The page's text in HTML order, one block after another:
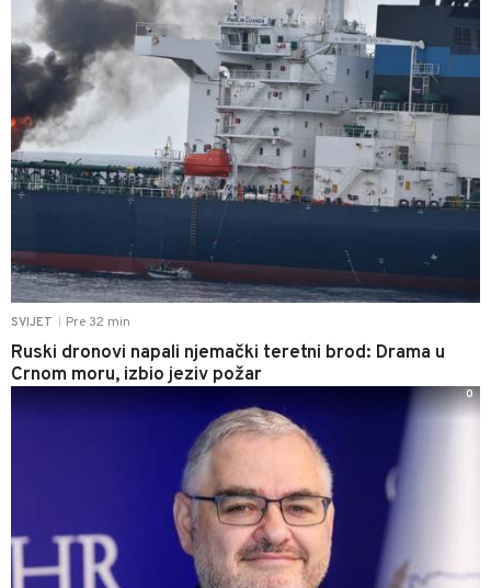
SVIJET Pre 32 min
Ruski dronovi napali njemački teretni brod: Drama u
Crnom moru, izbio jeziv požar
0